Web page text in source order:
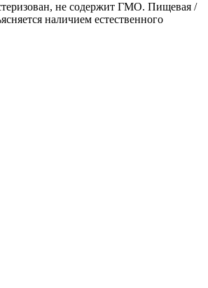
не содержит ГМО. Пищевая /
наличием естественного